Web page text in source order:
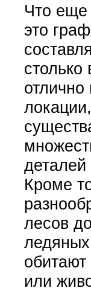
Что еще
это
отлично
Кроме
лесов
или